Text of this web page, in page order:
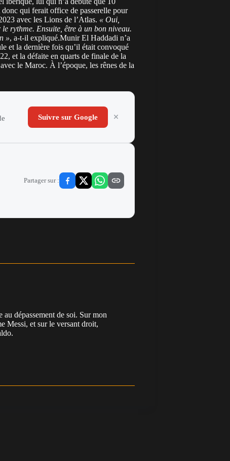
qui ferait office de passerelle pour
avec les Lions de l’Atlas. « Oui,
rythme. Ensuite, être à un bon niveau.
», a-t-il expliqué.Munir El Haddadi n’a
et la dernière fois qu’il était convoqué
et la défaite en quarts de finale de la
le Maroc. À l’époque, les rênes de la
Suivre sur Google
Partager sur :
dépassement de soi. Sur mon
Messi, et sur le versant droit,